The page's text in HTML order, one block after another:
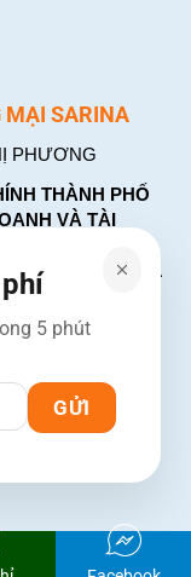
MẠI SARINA
PHƯƠNG
THÀNH PHỐ
VÀ TÀI
lần đầu: ngày 26
lần thứ: 4, ngày 31
10, TP. Hồ Chí
5 phút